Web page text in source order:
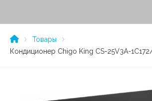
Товары
Кондиционер Chigo King CS-25V3A-